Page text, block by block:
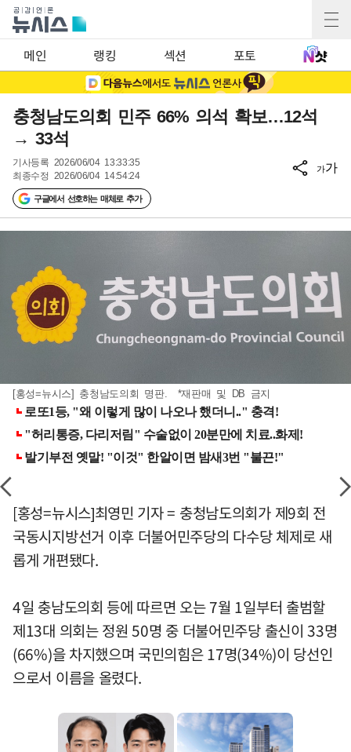
메인 랭킹 섹션 포토
충청남도의회 민주 66% 의석 확보…12석
→ 33석
기사등록 2026/06/04 13:33:35
최종수정 2026/06/04 14:54:24
구글에서 선호하는 매체로 추가
가가
[홍성=뉴시스] 충청남도의회 명판. *재판매 및 DB 금지
[홍성=뉴시스]최영민 기자 = 충청남도의회가 제9회 전
국동시지방선거 이후 더불어민주당의 다수당 체제로 새
롭게 개편됐다.
4일 충남도의회 등에 따르면 오는 7월 1일부터 출범할
제13대 의회는 정원 50명 중 더불어민주당 출신이 33명
(66%)을 차지했으며 국민의힘은 17명(34%)이 당선인
으로서 이름을 올렸다.